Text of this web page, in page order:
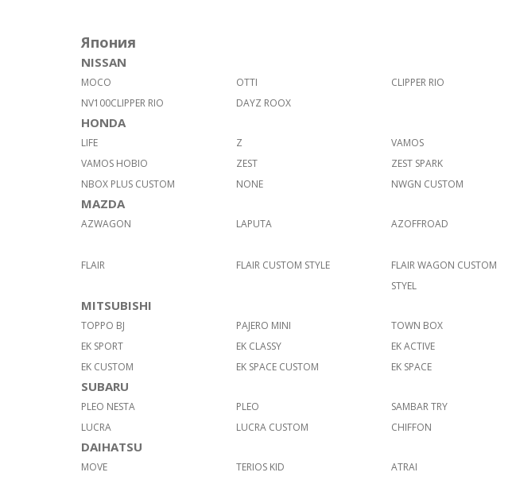
Япония
NISSAN
MOCO OTTI CLIPPER RIO
NV100CLIPPER RIO
DAYZ ROOX
HONDA
LIFE Z VAMOS
VAMOS HOBIO
ZEST ZEST SPARK
NBOX PLUS CUSTOM
NONE NWGN CUSTOM
MAZDA
AZWAGON LAPUTA AZOFFROAD
FLAIR FLAIR CUSTOM STYLE
FLAIR WAGON CUSTOM
STYEL
MITSUBISHI
TOPPO BJ PAJERO MINI TOWN BOX
EK SPORT
EK CLASSY EK ACTIVE
EK CUSTOM
EK SPACE CUSTOM EK SPACE
SUBARU
PLEO NESTA PLEO SAMBAR TRY
LUCRA
LUCRA CUSTOM CHIFFON
DAIHATSU
MOVE TERIOS KID ATRAI